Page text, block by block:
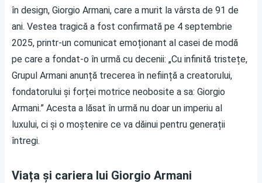
în design, Giorgio Armani, care a murit la vârsta de 91 de
ani. Vestea tragică a fost confirmată pe 4 septembrie
2025, printr-un comunicat emoționant al casei de modă
pe care a fondat-o în urmă cu decenii: „Cu infinită tristețe,
Grupul Armani anunță trecerea în neființă a creatorului,
fondatorului și forței motrice neobosite a sa: Giorgio
Armani.” Acesta a lăsat în urmă nu doar un imperiu al
luxului, ci și o moștenire ce va dăinui pentru generații
întregi.
Viața și cariera lui Giorgio Armani